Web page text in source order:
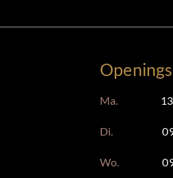
Ma.
Di.
Wo.